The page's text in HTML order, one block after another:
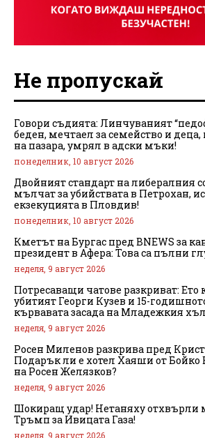
Не пропускай
Говори съдията: Линчуваният
беден, мечтаел за семейство и
на пазара, умрял в адски мъки!
понеделник, 10 август 2026
Двойният стандарт на либералния
мълчат за убийствата в Петрохан,
екзекуцията в Пловдив!
понеделник, 10 август 2026
Кметът на Бургас пред BNEWS за
президент в Афера: Това са пълни
неделя, 9 август 2026
Потресаващи чатове разкриват: Ето
убитият Георги Кузев и 15-
кървавата засада на Младежкия
неделя, 9 август 2026
Росен Миленов разкрива пред
Подарък ли е хотел Хаяши от Бойко
на Росен Желязков?
неделя, 9 август 2026
Шокиращ удар! Нетаняху отхвърли
Тръмп за Ивицата Газа!
неделя, 9 август 2026